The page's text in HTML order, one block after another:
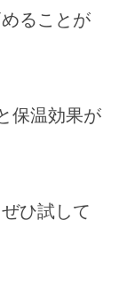
ることが
保温効果が
ひ試して